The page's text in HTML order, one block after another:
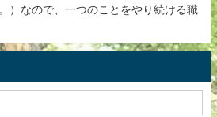
）なので、一つのことをやり続ける職